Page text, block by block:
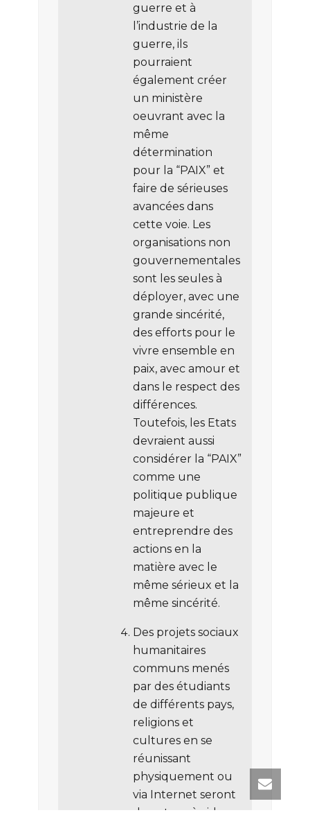
guerre et à
l’industrie de la
guerre, ils
pourraient
également créer
un ministère
oeuvrant avec la
même
détermination
pour la “PAIX” et
faire de sérieuses
avancées dans
cette voie. Les
organisations non
gouvernementales
sont les seules à
déployer, avec une
grande sincérité,
des efforts pour le
vivre ensemble en
paix, avec amour et
dans le respect des
différences.
Toutefois, les Etats
devraient aussi
considérer la “PAIX”
comme une
politique publique
majeure et
entreprendre des
actions en la
matière avec le
même sérieux et la
même sincérité.
Des projets sociaux
humanitaires
communs menés
par des étudiants
de différents pays,
religions et
cultures en se
réunissant
physiquement ou
via Internet seront
de nature à aider